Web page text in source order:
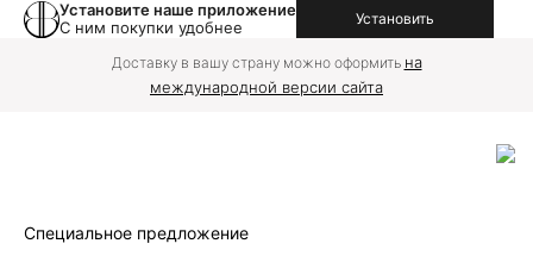
Установите наше приложение
С ним покупки удобнее
Установить
Доставку в вашу страну можно оформить на
международной версии сайта
Специальное предложение